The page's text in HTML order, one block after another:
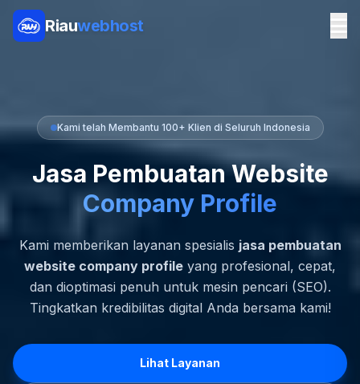
Riauwebhost
Kami telah Membantu 100+ Klien di Seluruh Indonesia
Jasa Pembuatan Website
Company Profile
Kami memberikan layanan spesialis jasa pembuatan
website company profile yang profesional, cepat,
dan dioptimasi penuh untuk mesin pencari (SEO).
Tingkatkan kredibilitas digital Anda bersama kami!
Lihat Layanan